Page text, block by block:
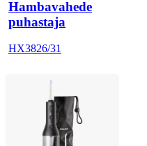
Hambavahede
puhastaja
HX3826/31